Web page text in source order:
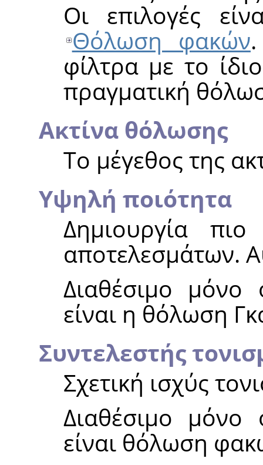
Οι επιλογές
Θόλωση φακών
φίλτρα με το
πραγματική
Ακτίνα θόλωσης
Το μέγεθος της
Υψηλή ποιότητα
Δημιουργία
αποτελεσμάτων.
Διαθέσιμο
είναι η θόλωση
Συντελεστής
Σχετική ισχύς
Διαθέσιμο
είναι θόλωση